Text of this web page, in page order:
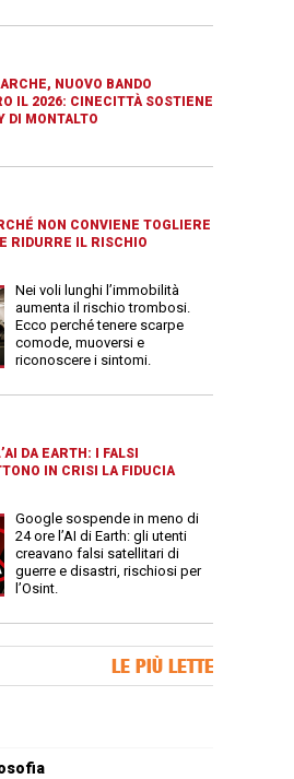
NUOVO BANDO
IL 2026: CINECITTÀ SOSTIENE
DI MONTALTO
NON CONVIENE TOGLIERE
RIDURRE IL RISCHIO
Nei voli lunghi l’immobilità
aumenta il rischio trombosi.
Ecco perché tenere scarpe
comode, muoversi e
riconoscere i sintomi.
DA EARTH: I FALSI
IN CRISI LA FIDUCIA
Google sospende in meno di
24 ore l’AI di Earth: gli utenti
creavano falsi satellitari di
guerre e disastri, rischiosi per
l’Osint.
LE PIÙ LETTE